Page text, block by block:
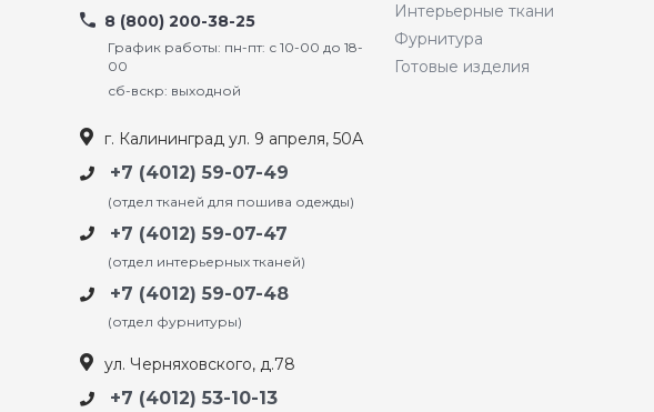
8 (800) 200-38-25
График работы: пн-пт: с 10-00 до 18-
00
сб-вскр: выходной
г. Калининград ул. 9 апреля, 50А
+7 (4012) 59-07-49
(отдел тканей для пошива одежды)
+7 (4012) 59-07-47
(отдел интерьерных тканей)
+7 (4012) 59-07-48
(отдел фурнитуры)
ул. Черняховского, д.78
+7 (4012) 53-10-13
Интерьерные ткани
Фурнитура
Готовые изделия